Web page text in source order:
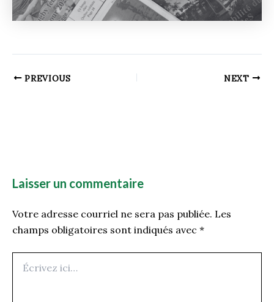
PREVIOUS NEXT
Laisser un commentaire
Votre adresse courriel ne sera pas publiée. Les
champs obligatoires sont indiqués avec *
ici…